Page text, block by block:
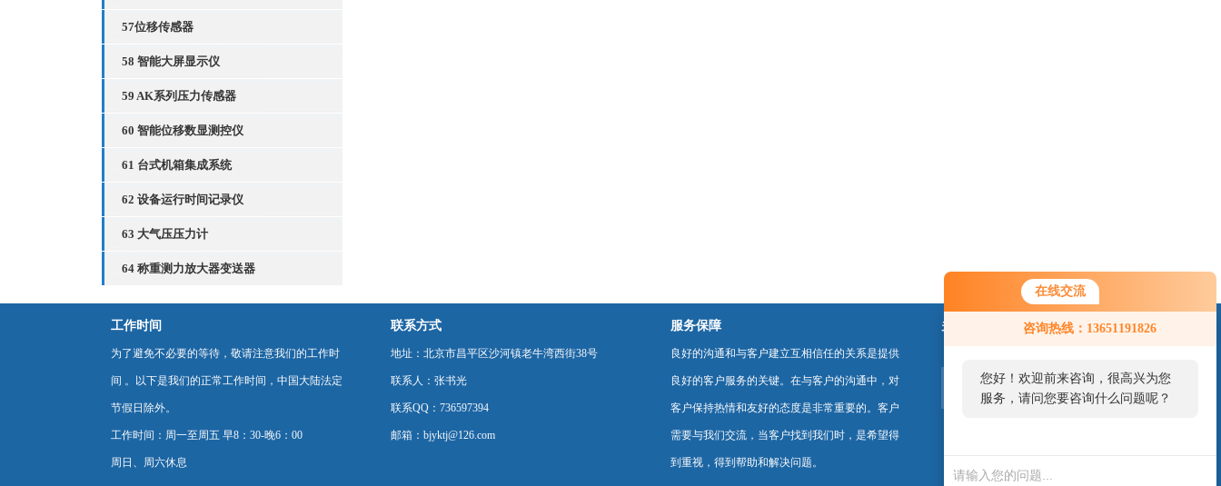
在线交流
咨询热线：13651191826
您好！欢迎前来咨询，很高兴为您
服务，请问您要咨询什么问题呢？
57位移传感器
58 智能大屏显示仪
59 AK系列压力传感器
60 智能位移数显测控仪
61 台式机箱集成系统
62 设备运行时间记录仪
63 大气压压力计
64 称重测力放大器变送器
工作时间
为了避免不必要的等待，敬请注意我们的工作时
间 。以下是我们的正常工作时间，中国大陆法定
节假日除外。
工作时间：周一至周五 早8：30-晚6：00
周日、周六休息
联系方式
地址：北京市昌平区沙河镇老牛湾西街38号
联系人：张书光
联系QQ：736597394
邮箱：bjyktj@126.com
服务保障
良好的沟通和与客户建立互相信任的关系是提供
良好的客户服务的关键。在与客户的沟通中，对
客户保持热情和友好的态度是非常重要的。客户
需要与我们交流，当客户找到我们时，是希望得
到重视，得到帮助和解决问题。
关注我们